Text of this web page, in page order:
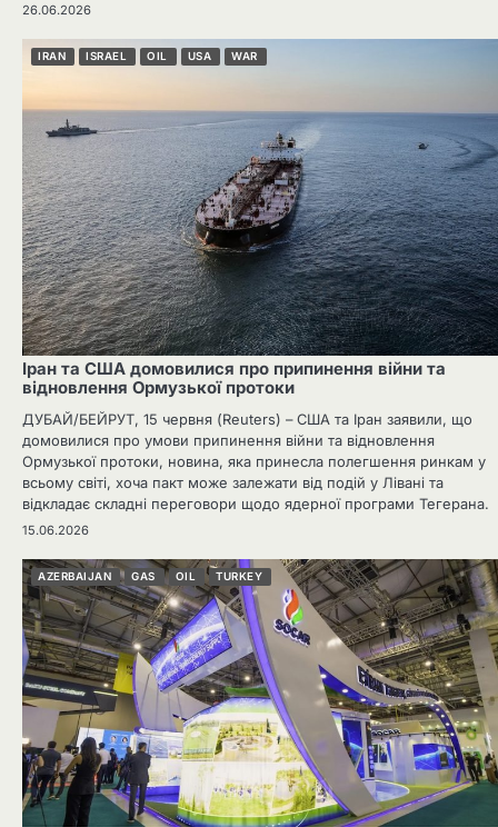
26.06.2026
IRAN ISRAEL OIL USA WAR
Іран та США домовилися про припинення війни та
відновлення Ормузької протоки
ДУБАЙ/БЕЙРУТ, 15 червня (Reuters) – США та Іран заявили, що
домовилися про умови припинення війни та відновлення
Ормузької протоки, новина, яка принесла полегшення ринкам у
всьому світі, хоча пакт може залежати від подій у Лівані та
відкладає складні переговори щодо ядерної програми Тегерана.
15.06.2026
AZERBAIJAN GAS OIL TURKEY